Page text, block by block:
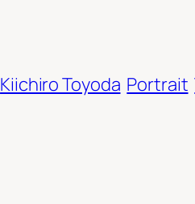
Kiichiro Toyoda Portrait